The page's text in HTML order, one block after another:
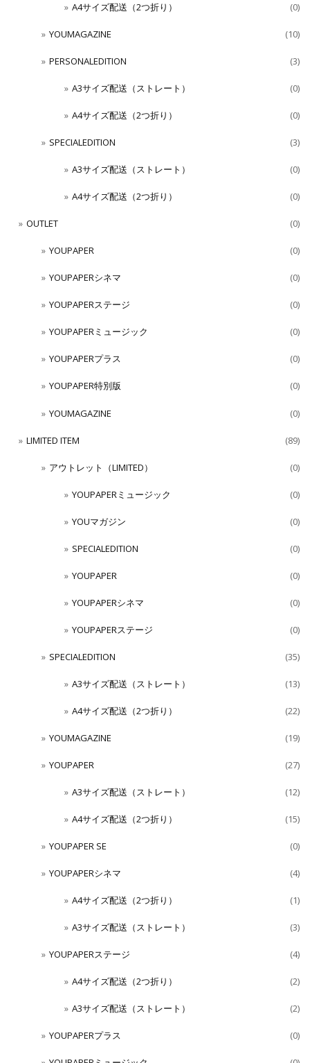
A4サイズ配送（2つ折り） (0)
YOUMAGAZINE (10)
PERSONALEDITION (3)
A3サイズ配送（ストレート） (0)
A4サイズ配送（2つ折り） (0)
SPECIALEDITION (3)
A3サイズ配送（ストレート） (0)
A4サイズ配送（2つ折り） (0)
OUTLET (0)
YOUPAPER (0)
YOUPAPERシネマ (0)
YOUPAPERステージ (0)
YOUPAPERミュージック (0)
YOUPAPERプラス (0)
YOUPAPER特別版 (0)
YOUMAGAZINE (0)
LIMITED ITEM (89)
アウトレット（LIMITED） (0)
YOUPAPERミュージック (0)
YOUマガジン (0)
SPECIALEDITION (0)
YOUPAPER (0)
YOUPAPERシネマ (0)
YOUPAPERステージ (0)
SPECIALEDITION (35)
A3サイズ配送（ストレート） (13)
A4サイズ配送（2つ折り） (22)
YOUMAGAZINE (19)
YOUPAPER (27)
A3サイズ配送（ストレート） (12)
A4サイズ配送（2つ折り） (15)
YOUPAPER SE (0)
YOUPAPERシネマ (4)
A4サイズ配送（2つ折り） (1)
A3サイズ配送（ストレート） (3)
YOUPAPERステージ (4)
A4サイズ配送（2つ折り） (2)
A3サイズ配送（ストレート） (2)
YOUPAPERプラス (0)